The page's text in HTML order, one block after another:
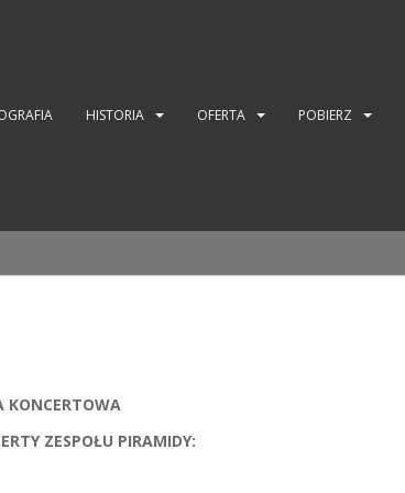
HISTORIA OFERTA POBIERZ
KONCERTOWA
ZESPOŁU PIRAMIDY: